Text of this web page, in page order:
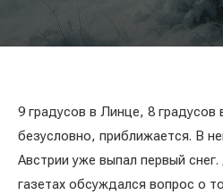
9 градусов в Линце, 8
безусловно, приближается. В
Австрии уже выпал первый
газетах обсуждался вопрос о